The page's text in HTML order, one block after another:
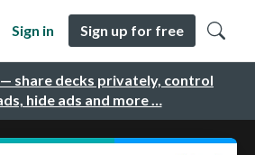
— share decks privately, control
hide ads and more …
Sign in Sign up for free